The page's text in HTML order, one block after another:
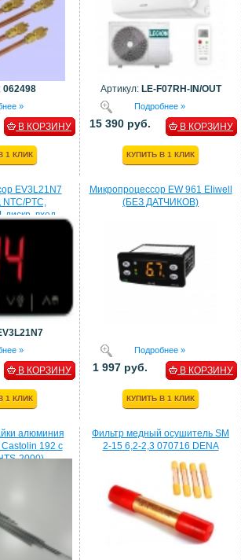
062498
»
В КОРЗИНУ
1 КЛИК
Артикул: LE-F07RH-IN/OUT
Подробнее »
15 390 руб. В КОРЗИНУ
КУПИТЬ В 1 КЛИК
EV3L21N7
NTC/PTC,
дискр. вход
»
В КОРЗИНУ
1 КЛИК
Микропроцессор EW 961 Eliwell
(БЕЗ ДАТЧИКОВ)
Подробнее »
1 997 руб. В КОРЗИНУ
КУПИТЬ В 1 КЛИК
алюминия
192 с
2000)
Фильтр медный осушитель SM
2-15 6,2-2,3 070716 DENA